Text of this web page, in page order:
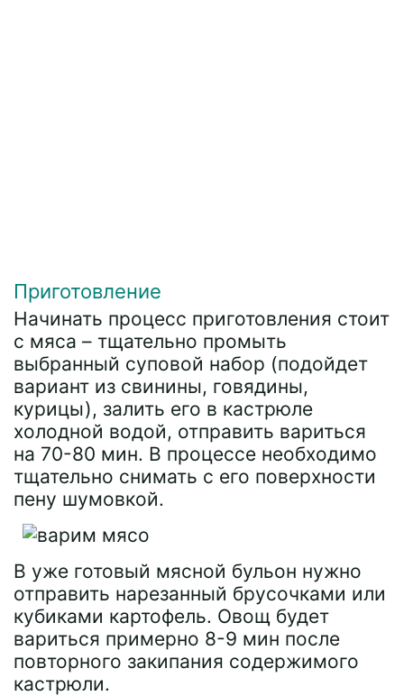
Приготовление
Начинать процесс приготовления стоит
с мяса – тщательно промыть
выбранный суповой набор (подойдет
вариант из свинины, говядины,
курицы), залить его в кастрюле
холодной водой, отправить вариться
на 70-80 мин. В процессе необходимо
тщательно снимать с его поверхности
пену шумовкой.
В уже готовый мясной бульон нужно
отправить нарезанный брусочками или
кубиками картофель. Овощ будет
вариться примерно 8-9 мин после
повторного закипания содержимого
кастрюли.